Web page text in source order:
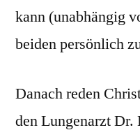
kann (unabhängig
beiden persönlich
Danach reden
den Lungenarzt Dr.